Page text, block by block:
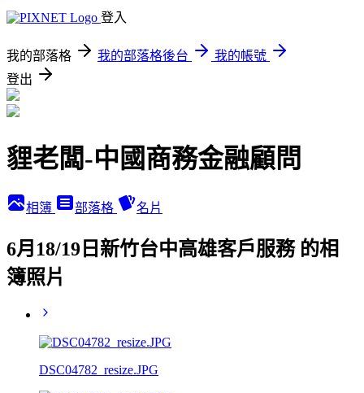
登入
我的部落格 我的部落格後台
我的帳號
登出
貍老闆-中國商務金融顧問
相簿 部落格 名片
6月18/19日新竹台中高雄客戶服務 的相
簿照片
DSC04782_resize.JPG